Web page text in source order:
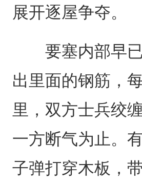
展开逐屋争夺。
要塞内部早已
出里面的钢筋，
里，双方士兵绞
一方断气为止。
子弹打穿木板，